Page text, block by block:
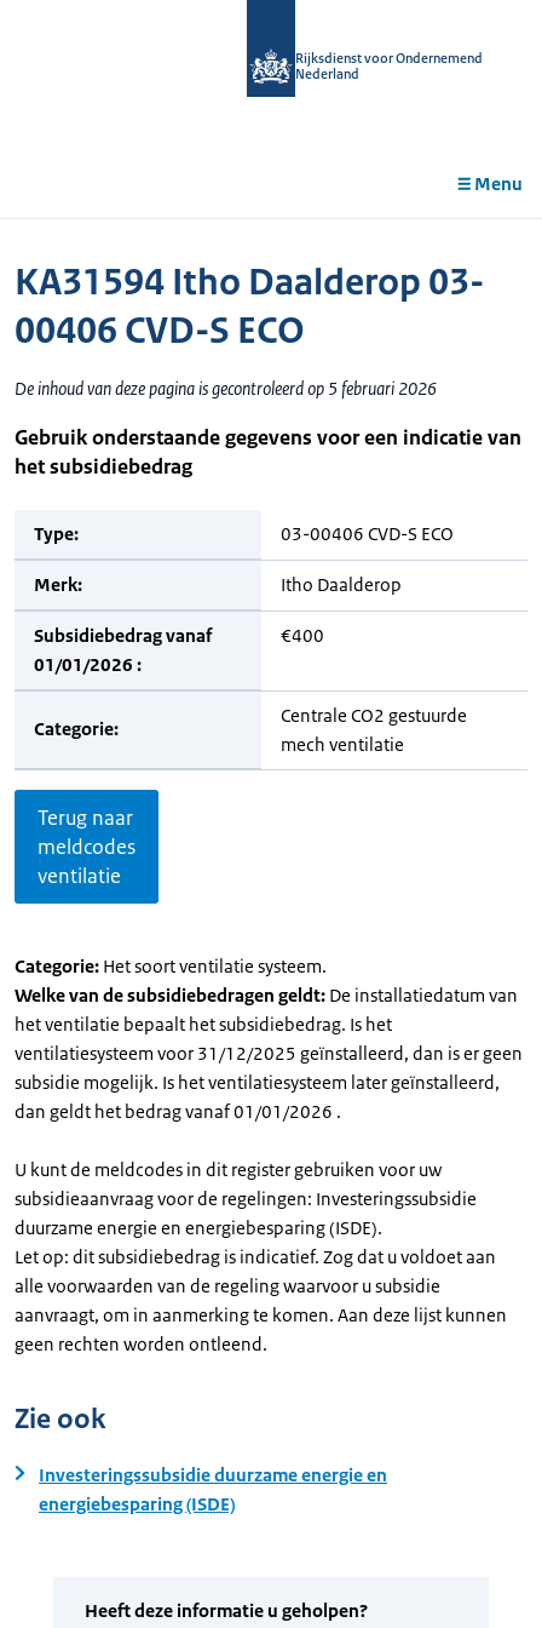
Rijksdienst voor Ondernemend
Nederland
Menu
KA31594 Itho Daalderop 03-
00406 CVD-S ECO
De inhoud van deze pagina is gecontroleerd op 5 februari 2026
Gebruik onderstaande gegevens voor een indicatie van
het subsidiebedrag
Type: 03-00406 CVD-S ECO
Merk: Itho Daalderop
Subsidiebedrag vanaf
01/01/2026 :
€400
Categorie:
Centrale CO2 gestuurde
mech ventilatie
Terug naar
meldcodes
ventilatie
Categorie: Het soort ventilatie systeem.
Welke van de subsidiebedragen geldt: De installatiedatum van
het ventilatie bepaalt het subsidiebedrag. Is het
ventilatiesysteem voor 31/12/2025 geïnstalleerd, dan is er geen
subsidie mogelijk. Is het ventilatiesysteem later geïnstalleerd,
dan geldt het bedrag vanaf 01/01/2026 .
U kunt de meldcodes in dit register gebruiken voor uw
subsidieaanvraag voor de regelingen: Investeringssubsidie
duurzame energie en energiebesparing (ISDE).
Let op: dit subsidiebedrag is indicatief. Zog dat u voldoet aan
alle voorwaarden van de regeling waarvoor u subsidie
aanvraagt, om in aanmerking te komen. Aan deze lijst kunnen
geen rechten worden ontleend.
Zie ook
Investeringssubsidie duurzame energie en
energiebesparing (ISDE)